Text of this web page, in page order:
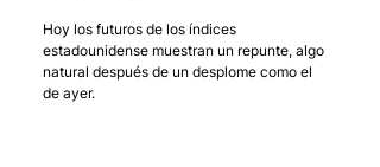
Hoy los futuros de los índices
estadounidense muestran un repunte, algo
natural después de un desplome como el
de ayer.